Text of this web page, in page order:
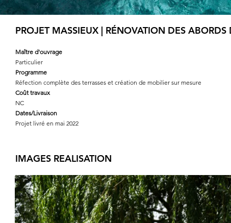
PROJET MASSIEUX | RÉNOVATION DES ABORDS
Maître d'ouvrage
Particulier
Programme
Réfection complète des terrasses et création de mobilier sur mesure
Coût travaux
NC
Dates/Livraison
Projet livré en mai 2022
IMAGES REALISATION